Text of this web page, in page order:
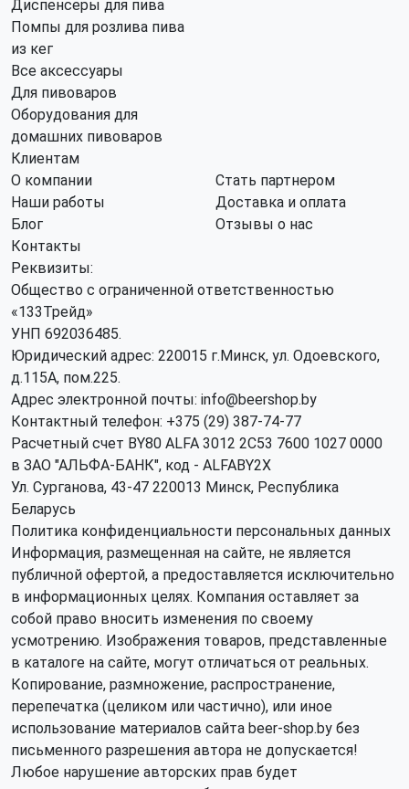
Диспенсеры для пива
Помпы для розлива пива
из кег
Все аксессуары
Для пивоваров
Оборудования для
домашних пивоваров
Клиентам
О компании
Стать партнером
Наши работы
Доставка и оплата
Блог
Отзывы о нас
Контакты
Реквизиты:
Общество с ограниченной ответственностью
«133Трейд»
УНП 692036485​.
Юридический адрес: 220015 г.Минск, ул. Одоевского,
д.115А, пом.225.
Адрес электронной почты: info@beershop.by
Контактный телефон: +375 (29) 387-74-77
Расчетный счет BY80 ALFA 3012 2C53 7600 1027 0000
в ЗАО "АЛЬФА-БАНК", код - ALFABY2X
Ул. Сурганова, 43-47 220013 Минск, Республика
Беларусь
Политика конфиденциальности персональных данных
Информация, размещенная на сайте, не является
публичной офертой, а предоставляется исключительно
в информационных целях. Компания оставляет за
собой право вносить изменения по своему
усмотрению. Изображения товаров, представленные
в каталоге на сайте, могут отличаться от реальных.
Копирование, размножение, распространение,
перепечатка (целиком или частично), или иное
использование материалов сайта beer-shop.by без
письменного разрешения автора не допускается!
Любое нарушение авторских прав будет